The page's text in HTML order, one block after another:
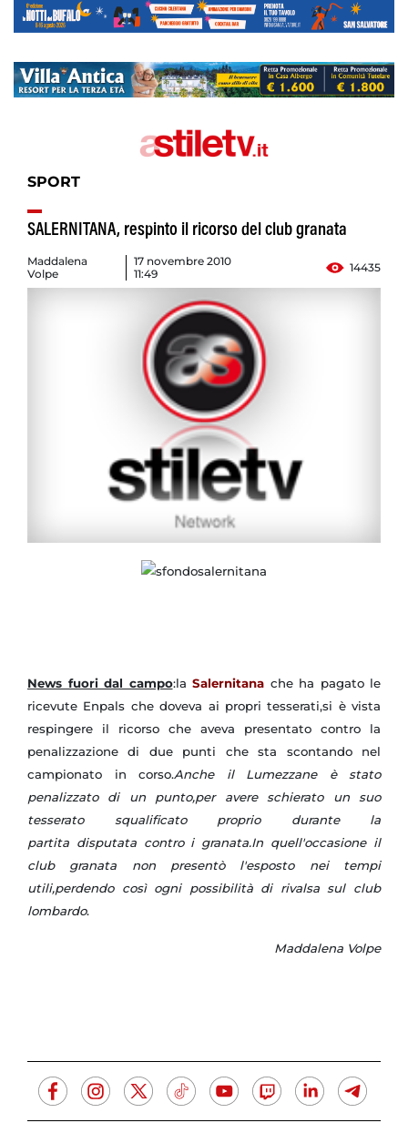
SPORT
SALERNITANA, respinto il ricorso del club granata
Maddalena
Volpe
17 novembre 2010
11:49
14435
News fuori dal campo:la Salernitana che ha pagato le
ricevute Enpals che doveva ai propri tesserati,si è vista
respingere il ricorso che aveva presentato contro la
penalizzazione di due punti che sta scontando nel
campionato in corso.Anche il Lumezzane è stato
penalizzato di un punto,per avere schierato un suo
tesserato squalificato proprio durante la
partita disputata contro i granata.In quell'occasione il
club granata non presentò l'esposto nei tempi
utili,perdendo così ogni possibilità di rivalsa sul club
lombardo.
Maddalena Volpe